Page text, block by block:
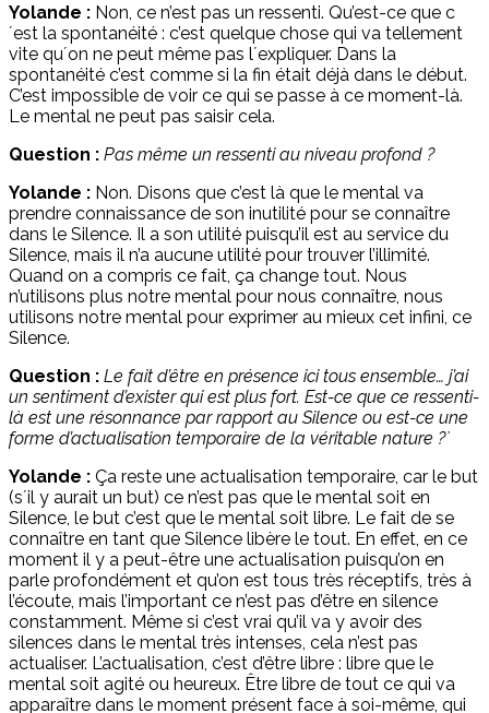
Yolande : Non, ce n’est pas un ressenti. Qu’est-ce que c
´est la spontanéité : c’est quelque chose qui va tellement
vite qu´on ne peut même pas l´expliquer. Dans la
spontanéité c’est comme si la fin était déjà dans le début.
C’est impossible de voir ce qui se passe à ce moment-là.
Le mental ne peut pas saisir cela.
Question : Pas même un ressenti au niveau profond ?
Yolande : Non. Disons que c’est là que le mental va
prendre connaissance de son inutilité pour se connaître
dans le Silence. Il a son utilité puisqu’il est au service du
Silence, mais il n’a aucune utilité pour trouver l’illimité.
Quand on a compris ce fait, ça change tout. Nous
n’utilisons plus notre mental pour nous connaître, nous
utilisons notre mental pour exprimer au mieux cet infini, ce
Silence.
Question : Le fait d’être en présence ici tous ensemble… j’ai
un sentiment d’exister qui est plus fort. Est-ce que ce ressenti-
là est une résonnance par rapport au Silence ou est-ce une
forme d’actualisation temporaire de la véritable nature ?`
Yolande : Ça reste une actualisation temporaire, car le but
(s´il y aurait un but) ce n’est pas que le mental soit en
Silence, le but c’est que le mental soit libre. Le fait de se
connaître en tant que Silence libère le tout. En effet, en ce
moment il y a peut-être une actualisation puisqu’on en
parle profondément et qu’on est tous très réceptifs, très à
l’écoute, mais l’important ce n’est pas d’être en silence
constamment. Même si c’est vrai qu’il va y avoir des
silences dans le mental très intenses, cela n’est pas
actualiser. L’actualisation, c’est d’être libre : libre que le
mental soit agité ou heureux. Être libre de tout ce qui va
apparaître dans le moment présent face à soi-même, qui